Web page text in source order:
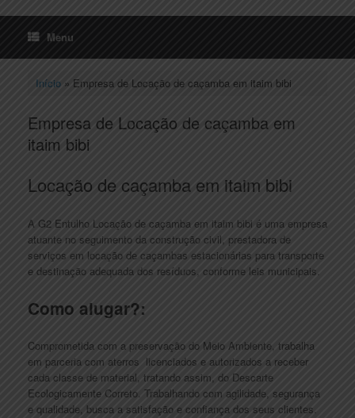
Menu
Início» Empresa de Locação de caçamba em itaim bibi
Empresa de Locação de caçamba em
itaim bibi
Locação de caçamba em itaim bibi
A G2 Entulho Locação de caçamba em itaim bibi é uma empresa
atuante no seguimento da construção civil, prestadora de
serviços em locação de caçambas estacionárias para transporte
e destinação adequada dos resíduos, conforme leis municipais.
Como alugar?:
Comprometida com a preservação do Meio Ambiente, trabalha
em parceria com aterros licenciados e autorizados a receber
cada classe de material, tratando assim, do Descarte
Ecologicamente Correto. Trabalhando com agilidade, segurança
e qualidade, busca a satisfação e confiança dos seus clientes.